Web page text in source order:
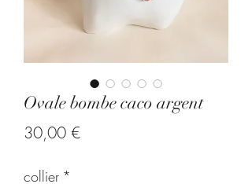
Ovale bombe caco argent
30,00 €Prezzo
collier *